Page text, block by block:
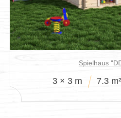
Spielhaus
3 × 3 m 7.3 m²